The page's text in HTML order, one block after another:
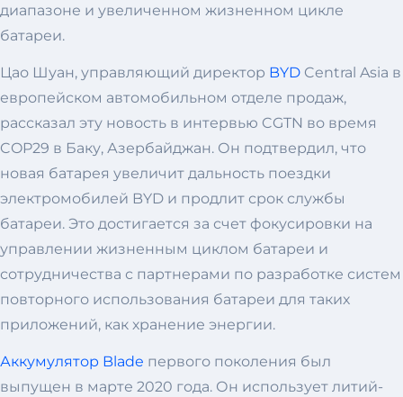
диапазоне и увеличенном жизненном цикле
батареи.
Цао Шуан, управляющий директор BYD Central Asia в
европейском автомобильном отделе продаж,
рассказал эту новость в интервью CGTN во время
COP29 в Баку, Азербайджан. Он подтвердил, что
новая батарея увеличит дальность поездки
электромобилей BYD и продлит срок службы
батареи. Это достигается за счет фокусировки на
управлении жизненным циклом батареи и
сотрудничества с партнерами по разработке систем
повторного использования батареи для таких
приложений, как хранение энергии.
Аккумулятор Blade первого поколения был
выпущен в марте 2020 года. Он использует литий-